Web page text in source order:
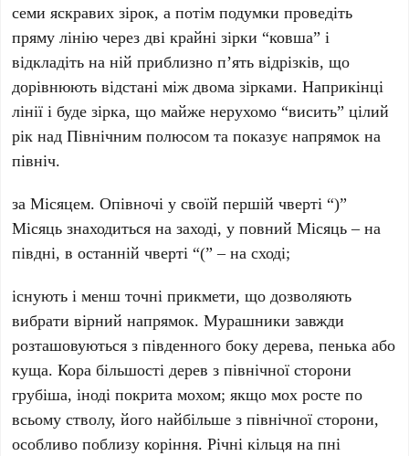
семи яскравих зірок, а потім подумки проведіть
пряму лінію через дві крайні зірки “ковша” і
відкладіть на ній приблизно п’ять відрізків, що
дорівнюють відстані між двома зірками. Наприкінці
лінії і буде зірка, що майже нерухомо “висить” цілий
рік над Північним полюсом та показує напрямок на
північ.
за Місяцем. Опівночі у своїй першій чверті “)”
Місяць знаходиться на заході, у повний Місяць – на
півдні, в останній чверті “(” – на сході;
існують і менш точні прикмети, що дозволяють
вибрати вірний напрямок. Мурашники завжди
розташовуються з південного боку дерева, пенька або
куща. Кора більшості дерев з північної сторони
грубіша, іноді покрита мохом; якщо мох росте по
всьому стволу, його найбільше з північної сторони,
особливо поблизу коріння. Річні кільця на пні